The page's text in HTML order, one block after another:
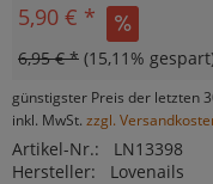
5,90 € *
6,95 € * (15,11%
günstigster Preis der letzten
inkl. MwSt. zzgl.
Artikel-Nr.:
LN13398
Hersteller:
Lovenails